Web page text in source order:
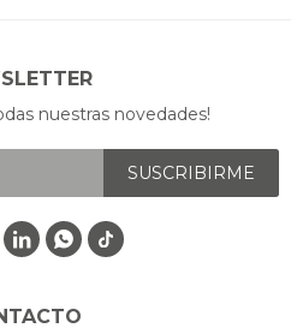
nuestras novedades!
SUSCRIBIRME
 